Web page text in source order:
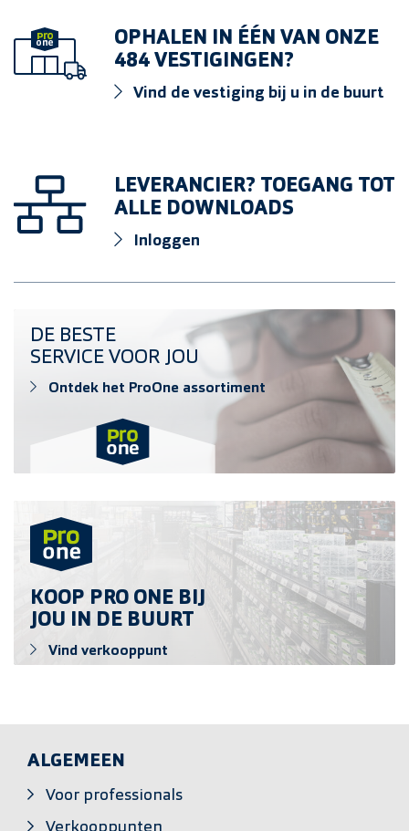
doos 100 stuks
HPL schroef 4,8x38mm 7004 RVS A4
doos 100 stuks
HPL schroef 4,8x38mm 3009 RVS A4
HPL schroef 4,8x38mm 3007 RVS A4
doos 100 stuks
HPL schroef 4,8x38mm 3004 RVS A4
HPL schroef 4,8x25mm 1015 RVS A4
HPL schroef 4,8x25mm 9016 RVS A4
doos 100 stuks
HPL schroef 4,8x38mm 1015 RVS A4
HPL schroef 4.8x38mm 6009 RVS A4
doos 100 stuks
OPHALEN IN ÉÉN VAN ONZE
484 VESTIGINGEN?
Vind de vestiging bij u in de buurt
LEVERANCIER? TOEGANG TOT
ALLE DOWNLOADS
Inloggen
Ontdek het ProOne assortiment
DE BESTE
SERVICE VOOR JOU
Ontdek het ProOne assortiment
Vind verkooppunt
KOOP PRO ONE BIJ
JOU IN DE BUURT
Vind verkooppunt
ALGEMEEN
Voor professionals